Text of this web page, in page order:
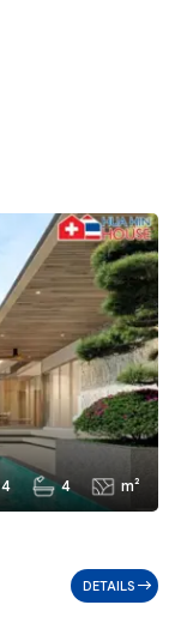
4 4 m²
DETAILS